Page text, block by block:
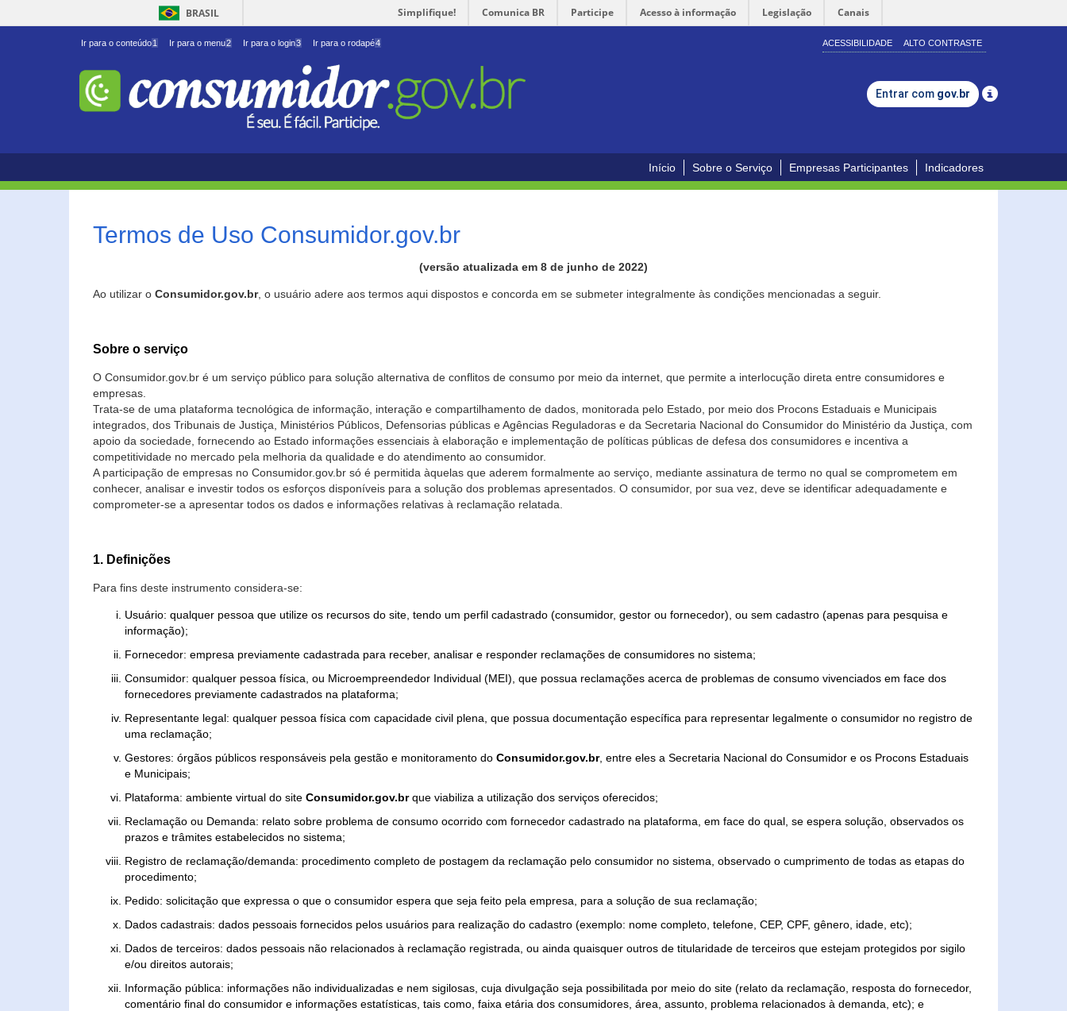
BRASIL Simplifique! Comunica BR Participe Acesso à informação Legislação Canais
Ir para o conteúdo1 Ir para o menu2 Ir para o login3 Ir para o rodapé4 ACESSIBILIDADE ALTO CONTRASTE
Entrar com gov.br
Início Sobre o Serviço Empresas Participantes Indicadores
Termos de Uso Consumidor.gov.br
(versão atualizada em 8 de junho de 2022)
Ao utilizar o Consumidor.gov.br, o usuário adere aos termos aqui dispostos e concorda em se submeter integralmente às condições mencionadas a seguir.
Sobre o serviço
O Consumidor.gov.br é um serviço público para solução alternativa de conflitos de consumo por meio da internet, que permite a interlocução direta entre consumidores e
empresas.
Trata-se de uma plataforma tecnológica de informação, interação e compartilhamento de dados, monitorada pelo Estado, por meio dos Procons Estaduais e Municipais
integrados, dos Tribunais de Justiça, Ministérios Públicos, Defensorias públicas e Agências Reguladoras e da Secretaria Nacional do Consumidor do Ministério da Justiça, com
apoio da sociedade, fornecendo ao Estado informações essenciais à elaboração e implementação de políticas públicas de defesa dos consumidores e incentiva a
competitividade no mercado pela melhoria da qualidade e do atendimento ao consumidor.
A participação de empresas no Consumidor.gov.br só é permitida àquelas que aderem formalmente ao serviço, mediante assinatura de termo no qual se comprometem em
conhecer, analisar e investir todos os esforços disponíveis para a solução dos problemas apresentados. O consumidor, por sua vez, deve se identificar adequadamente e
comprometer-se a apresentar todos os dados e informações relativas à reclamação relatada.
1. Definições
Para fins deste instrumento considera-se:
Usuário: qualquer pessoa que utilize os recursos do site, tendo um perfil cadastrado (consumidor, gestor ou fornecedor), ou sem cadastro (apenas para pesquisa e
informação);
Fornecedor: empresa previamente cadastrada para receber, analisar e responder reclamações de consumidores no sistema;
Consumidor: qualquer pessoa física, ou Microempreendedor Individual (MEI), que possua reclamações acerca de problemas de consumo vivenciados em face dos
fornecedores previamente cadastrados na plataforma;
Representante legal: qualquer pessoa física com capacidade civil plena, que possua documentação específica para representar legalmente o consumidor no registro de
uma reclamação;
Gestores: órgãos públicos responsáveis pela gestão e monitoramento do Consumidor.gov.br, entre eles a Secretaria Nacional do Consumidor e os Procons Estaduais
e Municipais;
Plataforma: ambiente virtual do site Consumidor.gov.brque viabiliza a utilização dos serviços oferecidos;
Reclamação ou Demanda: relato sobre problema de consumo ocorrido com fornecedor cadastrado na plataforma, em face do qual, se espera solução, observados os
prazos e trâmites estabelecidos no sistema;
Registro de reclamação/demanda: procedimento completo de postagem da reclamação pelo consumidor no sistema, observado o cumprimento de todas as etapas do
procedimento;
Pedido: solicitação que expressa o que o consumidor espera que seja feito pela empresa, para a solução de sua reclamação;
Dados cadastrais: dados pessoais fornecidos pelos usuários para realização do cadastro (exemplo: nome completo, telefone, CEP, CPF, gênero, idade, etc);
Dados de terceiros: dados pessoais não relacionados à reclamação registrada, ou ainda quaisquer outros de titularidade de terceiros que estejam protegidos por sigilo
e/ou direitos autorais;
Informação pública: informações não individualizadas e nem sigilosas, cuja divulgação seja possibilitada por meio do site (relato da reclamação, resposta do fornecedor,
comentário final do consumidor e informações estatísticas, tais como, faixa etária dos consumidores, área, assunto, problema relacionados à demanda, etc); e